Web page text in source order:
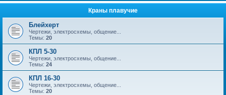
Краны плавучие
Блейхерт
Чертежи, электросхемы, общение...
Темы: 20
КПЛ 5-30
Чертежи, электросхемы, общение...
Темы: 24
КПЛ 16-30
Чертежи, электросхемы, общение...
Темы: 20